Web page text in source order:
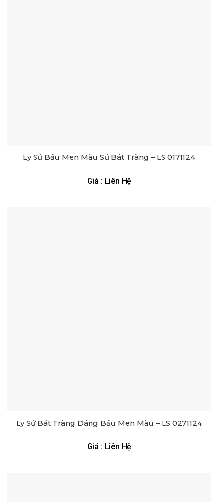
Ly Sứ Bầu Men Màu Sứ Bát Tràng – LS 0171124
Giá : Liên Hệ
Ly Sứ Bát Tràng Dáng Bầu Men Màu – LS 0271124
Giá : Liên Hệ